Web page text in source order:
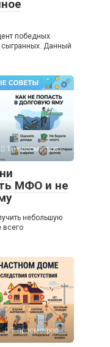
победных
сыгранных. Данный
10 просмотров
МФО и не
небольшую
всего
7 просмотров